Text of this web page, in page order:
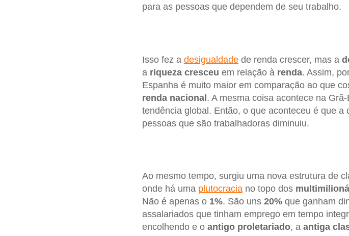
para as pessoas que dependem de seu trabalho.
Isso fez a desigualdadede renda crescer, mas a
a riqueza cresceu em relação à renda. Assim,
Espanha é muito maior em comparação ao que
renda nacional. A mesma coisa acontece na
tendência global. Então, o que aconteceu é que
pessoas que são trabalhadoras diminuiu.
Ao mesmo tempo, surgiu uma nova estrutura de
onde há uma plutocraciano topo dos
Não é apenas o 1%. São uns 20%que ganham
assalariados que tinham emprego em tempo
encolhendo e o antigo proletariado, a antiga